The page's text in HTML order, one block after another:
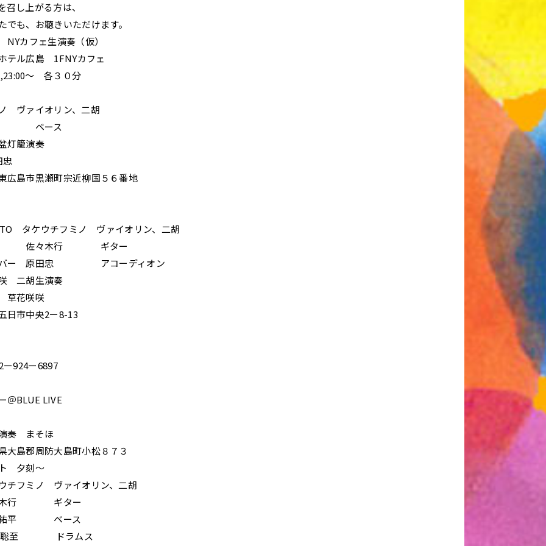
る方は、
ただけます。
カフェ生演奏（仮）
島 1FNYカフェ
〜 各３０分
オリン、二胡
ス
籠演奏
町宗近柳国５６番地
ミノ ヴァイオリン、二胡
ギター
忠 アコーディオン
二胡生演奏
咲咲
2ー8-13
ー6897
BLUE LIVE
奏 まそほ
大島町小松８７３
刻〜
ァイオリン、二胡
ター
ース
ムス